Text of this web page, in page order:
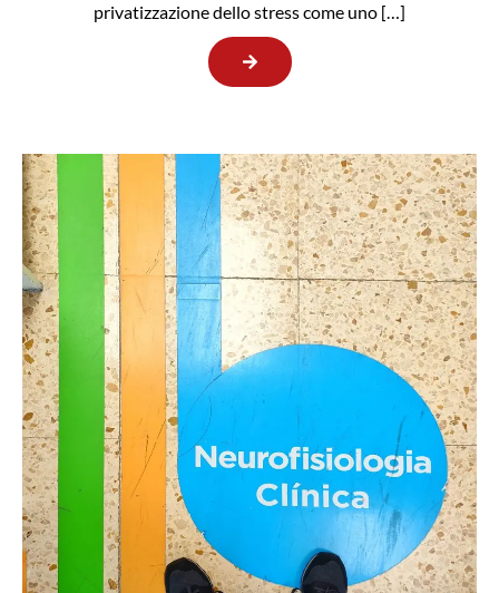
privatizzazione dello stress come uno […]